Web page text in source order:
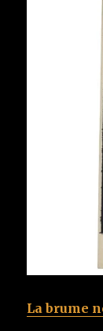
La brume